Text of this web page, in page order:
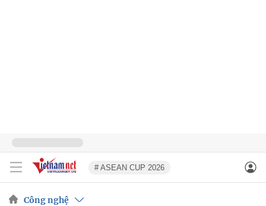
# ASEAN CUP 2026
Công nghệ